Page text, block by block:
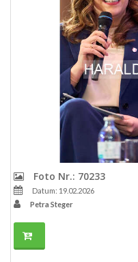
Foto Nr.: 70233
Datum: 19.02.2026
Petra Steger